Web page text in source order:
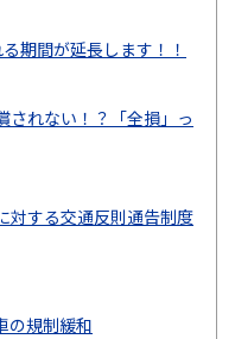
期間が延長します！！
されない！？「全損」っ
対する交通反則通告制度
の規制緩和